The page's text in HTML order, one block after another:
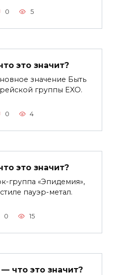
0 5
это значит?
значение Быть
группы EXO.
0 4
это значит?
группа «Эпидемия»,
пауэр-метал.
0 15
что это значит?